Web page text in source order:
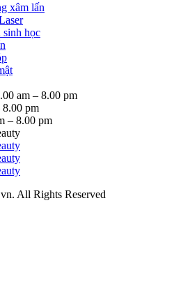
xâm lấn
sinh học
am – 8.00 pm
pm
– 8.00 pm
All Rights Reserved